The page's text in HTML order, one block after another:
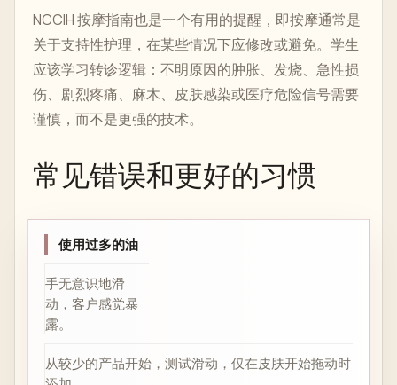
NCCIH 按摩指南也是一个有用的提醒，即按摩通常是
关于支持性护理，在某些情况下应修改或避免。学生
应该学习转诊逻辑：不明原因的肿胀、发烧、急性损
伤、剧烈疼痛、麻木、皮肤感染或医疗危险信号需要
谨慎，而不是更强的技术。
常见错误和更好的习惯
使用过多的油
手无意识地滑
动，客户感觉暴
露。
从较少的产品开始，测试滑动，仅在皮肤开始拖动时